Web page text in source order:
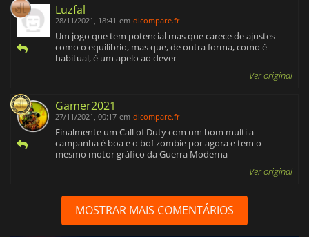
Luzfal
28/11/2021, 18:41 em dlcompare.fr
Um jogo que tem potencial mas que carece de ajustes
como o equilíbrio, mas que, de outra forma, como é
habitual, é um apelo ao dever
Ver original
Gamer2021
27/11/2021, 00:17 em dlcompare.fr
Finalmente um Call of Duty com um bom multi a
campanha é boa e o bof zombie por agora e tem o
mesmo motor gráfico da Guerra Moderna
Ver original
MOSTRAR MAIS COMENTÁRIOS